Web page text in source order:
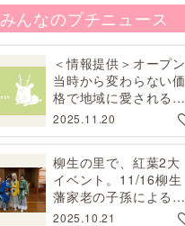
みんなのプチニュース
＜情報提供＞オープン
当時から変わらない価
格で地域に愛される昭
和レトロな喫茶店
2025.11.20
柳生の里で、紅葉2大
イベント。11/16柳生
藩家老の子孫による講
演会、11/29コスプレ
2025.10.21